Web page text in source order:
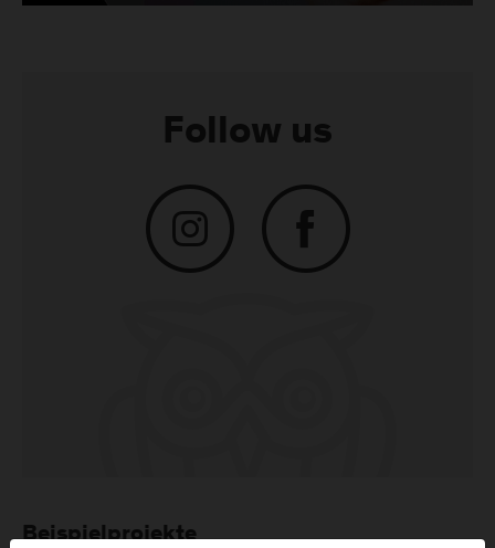
Follow us
Beispielprojekte